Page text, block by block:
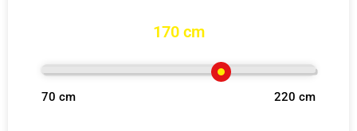
170 cm
70 cm 220 cm